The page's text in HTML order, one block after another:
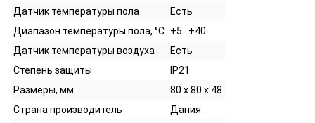
Датчик температуры пола
Есть
Диапазон температуры пола, °С +5…+40
Датчик температуры воздуха
Есть
Степень защиты
IP21
Размеры, мм
80 х 80 х 48
Страна производитель
Дания